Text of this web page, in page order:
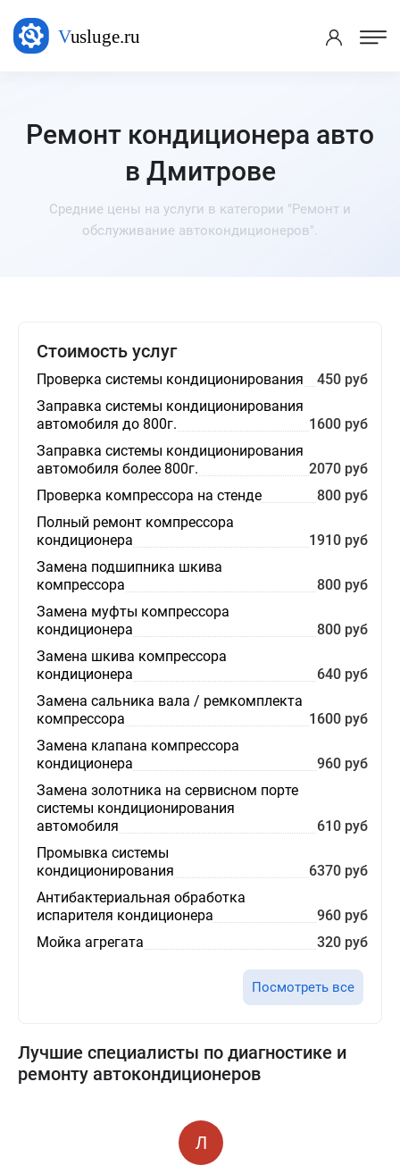
Ремонт кондиционера авто
в Дмитрове
Средние цены на услуги в категории "Ремонт и
обслуживание автокондиционеров".
Стоимость услуг
Проверка системы кондиционирования
450 руб
Заправка системы кондиционирования
автомобиля до 800г.
1600 руб
Заправка системы кондиционирования
автомобиля более 800г.
2070 руб
Проверка компрессора на стенде
800 руб
Полный ремонт компрессора
кондиционера
1910 руб
Замена подшипника шкива
компрессора
800 руб
Замена муфты компрессора
кондиционера
800 руб
Замена шкива компрессора
кондиционера
640 руб
Замена сальника вала / ремкомплекта
компрессора
1600 руб
Замена клапана компрессора
кондиционера
960 руб
Замена золотника на сервисном порте
системы кондиционирования
автомобиля
610 руб
Промывка системы
кондиционирования
6370 руб
Антибактериальная обработка
испарителя кондиционера
960 руб
Мойка агрегата
320 руб
Посмотреть все
Лучшие специалисты по диагностике и
ремонту автокондиционеров